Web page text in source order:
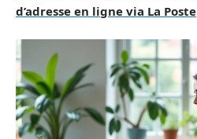
d’adresse en ligne via La Poste